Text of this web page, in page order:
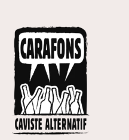
vous
hybridez
avec
moi
ce
soir
?